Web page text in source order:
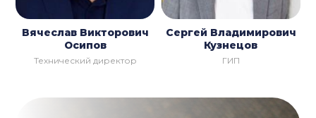
Вячеслав Викторович
Осипов
Технический директор
Сергей Владимирович
Кузнецов
ГИП